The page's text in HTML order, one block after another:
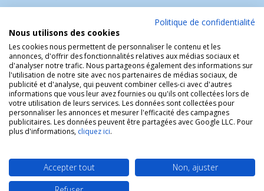
La Boutique des Chrétiens © | La boutique religieuse chrétienne de
référence !.
Politique de confidentialité
Nous utilisons des cookies
Les cookies nous permettent de personnaliser le contenu et les
annonces, d'offrir des fonctionnalités relatives aux médias sociaux et
d'analyser notre trafic. Nous partageons également des informations sur
l'utilisation de notre site avec nos partenaires de médias sociaux, de
publicité et d'analyse, qui peuvent combiner celles-ci avec d'autres
informations que vous leur avez fournies ou qu'ils ont collectées lors de
votre utilisation de leurs services. Les données sont collectées pour
personnaliser les annonces et mesurer l'efficacité des campagnes
publicitaires. Les données peuvent être partagées avec Google LLC. Pour
plus d'informations, cliquez ici.
Accepter tout
Non, ajuster